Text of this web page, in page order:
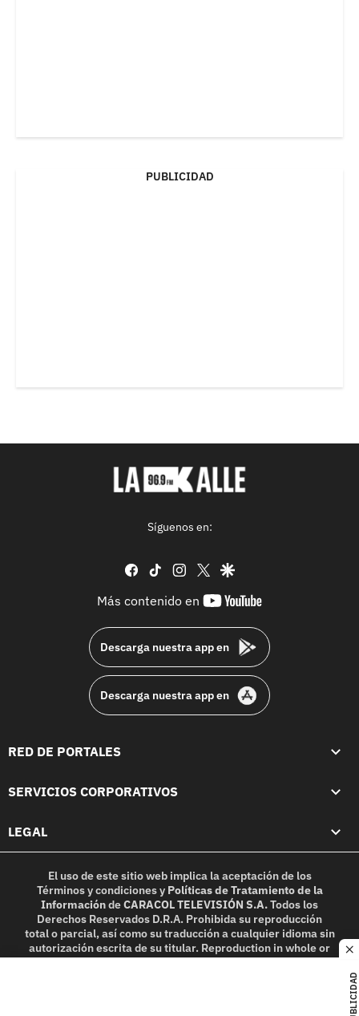
PUBLICIDAD
PUBLICIDAD
Síguenos en:
facebook
tiktok instagram
twittergoogle
Más contenido en
youtube-
Descarga nuestra app en
Descarga nuestra app en
RED DE PORTALES
SERVICIOS CORPORATIVOS
LEGAL
El uso de este sitio web implica la aceptación de los
Términos y condicionesy Políticas de Tratamiento de la
InformacióndeCARACOL TELEVISIÓN S.A.Todos los
Derechos Reservados D.R.A. Prohibida su reproducción
total o parcial, así como su traducción a cualquier idioma sin
autorización escrita de su titular. Reproduction in whole or
in part, or translation without written permission is